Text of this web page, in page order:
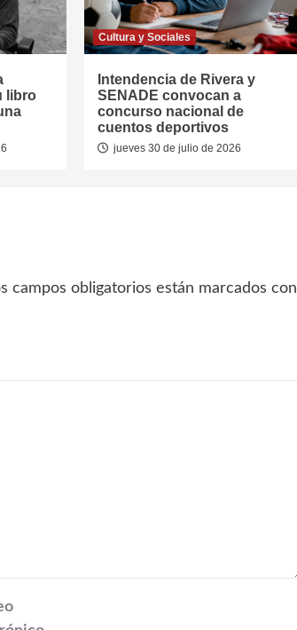
libro
Cultura y Sociales
Intendencia de Rivera y
SENADE convocan a
concurso nacional de
cuentos deportivos
jueves 30 de julio de 2026
campos obligatorios están marcados con